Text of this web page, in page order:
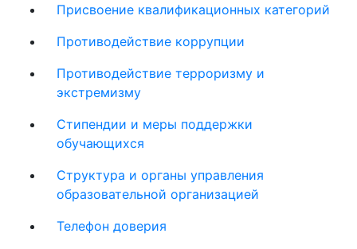
Присвоение квалификационных категорий
Противодействие коррупции
Противодействие терроризму и
экстремизму
Стипендии и меры поддержки
обучающихся
Структура и органы управления
образовательной организацией
Телефон доверия